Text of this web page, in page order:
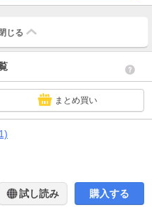
閉じる
まとめ買い
試し読み 購入する